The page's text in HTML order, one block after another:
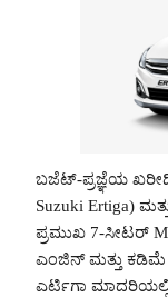
ಬಜೆಟ್-ಪ್ರಜ್ಞೆಯ
Suzuki Ertiga)
ಪ್ರಮುಖ 7-ಸೀಟರ್
ಎಂಜಿನ್ ಮತ್ತು ಕಡಿಮೆ
ಎರ್ಟಿಗಾ